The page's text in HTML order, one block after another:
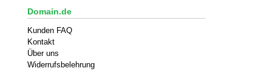
Domain.de
Kunden FAQ
Kontakt
Über uns
Widerrufsbelehrung